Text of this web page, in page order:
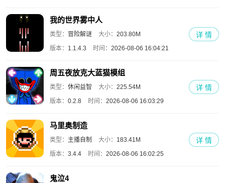
我的世界雾中人
类型： 冒险解谜 大小： 203.80M
版本： 1.1.4.3 时间： 2026-08-06 16:04:21
详 情
周五夜放克大蓝猫模组
类型： 休闲益智 大小： 225.54M
版本： 0.2.8 时间： 2026-08-06 16:03:29
详 情
马里奥制造
类型： 主播自制 大小： 183.41M
版本： 3.4.4 时间： 2026-08-06 16:02:25
详 情
鬼泣4